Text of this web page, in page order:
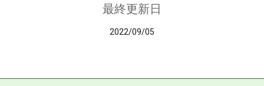
最終更新日
2022/09/05